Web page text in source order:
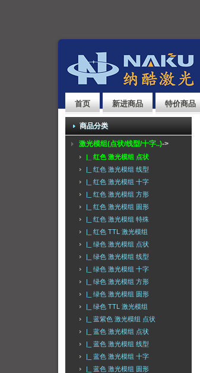
首页 新进商品 特价商品
商品分类
激光模组(点状/线型/十字..)->
|_ 红色 激光模组 点状
|_ 红色 激光模组 线型
|_ 红色 激光模组 十字
|_ 红色 激光模组 方形
|_ 红色 激光模组 圆形
|_ 红色 激光模组 特殊
|_ 红色 TTL 激光模组
|_ 绿色 激光模组 点状
|_ 绿色 激光模组 线型
|_ 绿色 激光模组 十字
|_ 绿色 激光模组 方形
|_ 绿色 激光模组 圆形
|_ 绿色 TTL 激光模组
|_ 蓝紫色 激光模组 点状
|_ 蓝色 激光模组 点状
|_ 蓝色 激光模组 线型
|_ 蓝色 激光模组 十字
|_ 蓝色 激光模组 圆形